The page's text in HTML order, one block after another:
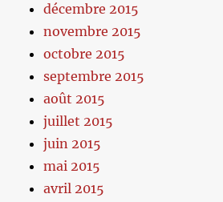
décembre 2015
novembre 2015
octobre 2015
septembre 2015
août 2015
juillet 2015
juin 2015
mai 2015
avril 2015